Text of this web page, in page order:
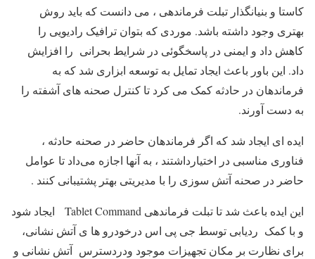
کاستا و بنیانگذار تبلت فرماندهی ، می دانست که باید روش
بهتری وجود داشته باشد. موردی که بتوان ترافیک رادیویی را
کاهش داد و ایمنی در پاسخگوئی در شرایط بحرانی را افزایش
داد. این باور باعث ایجاد تمایل به توسعه ابزاری شد که به
فرماندهان در حادثه کمک می کرد تا کنترل صحنه های آشفته را
به دست آورند.
ایده ای ایجاد شد که اگر فرماندهان حاضر در صحنه حادثه ،
فناوری مناسبی در اختیارداشتند ، به آنها اجازه می‌داد تا عوامل
حاضر در صحنه آتش سوزی را با مدیریتی بهتر پشتیبانی کنند .
این ایده باعث شد تا تبلت فرماندهی Tablet Command ایجاد شود
و با کمک ردیابی توسط جی پی اس درخودرو ها ی آتش نشانی،
برای نظارت بر مکان تجهیزات موجود ودردسترس آتش نشانی و